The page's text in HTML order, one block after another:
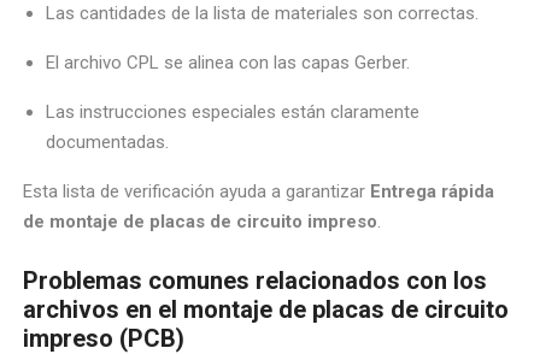
Las cantidades de la lista de materiales son correctas.
El archivo CPL se alinea con las capas Gerber.
Las instrucciones especiales están claramente
documentadas.
Esta lista de verificación ayuda a garantizar Entrega rápida
de montaje de placas de circuito impreso.
Problemas comunes relacionados con los
archivos en el montaje de placas de circuito
impreso (PCB)